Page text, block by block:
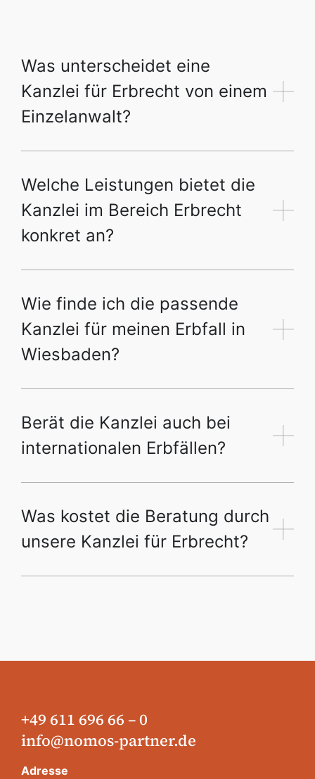
Was unterscheidet eine
Kanzlei für Erbrecht von einem
Einzelanwalt?
Welche Leistungen bietet die
Kanzlei im Bereich Erbrecht
konkret an?
Wie finde ich die passende
Kanzlei für meinen Erbfall in
Wiesbaden?
Berät die Kanzlei auch bei
internationalen Erbfällen?
Was kostet die Beratung durch
unsere Kanzlei für Erbrecht?
+49 611 696 66 – 0
info@nomos-partner.de
Adresse